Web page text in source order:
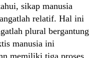
sikap manusia
relatif. Hal ini
plural bergantung
manusia ini
memiliki tiga proses